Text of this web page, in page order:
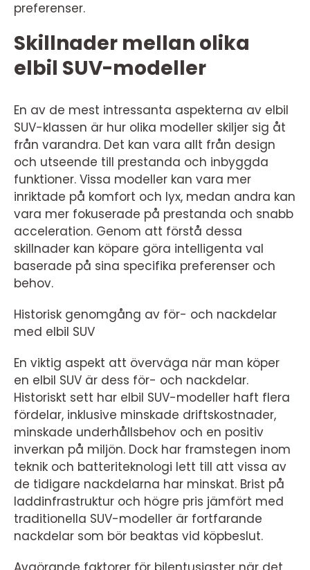
preferenser.
Skillnader mellan olika
elbil SUV-modeller
En av de mest intressanta aspekterna av elbil
SUV-klassen är hur olika modeller skiljer sig åt
från varandra. Det kan vara allt från design
och utseende till prestanda och inbyggda
funktioner. Vissa modeller kan vara mer
inriktade på komfort och lyx, medan andra kan
vara mer fokuserade på prestanda och snabb
acceleration. Genom att förstå dessa
skillnader kan köpare göra intelligenta val
baserade på sina specifika preferenser och
behov.
Historisk genomgång av för- och nackdelar
med elbil SUV
En viktig aspekt att överväga när man köper
en elbil SUV är dess för- och nackdelar.
Historiskt sett har elbil SUV-modeller haft flera
fördelar, inklusive minskade driftskostnader,
minskade underhållsbehov och en positiv
inverkan på miljön. Dock har framstegen inom
teknik och batteriteknologi lett till att vissa av
de tidigare nackdelarna har minskat. Brist på
laddinfrastruktur och högre pris jämfört med
traditionella SUV-modeller är fortfarande
nackdelar som bör beaktas vid köpbeslut.